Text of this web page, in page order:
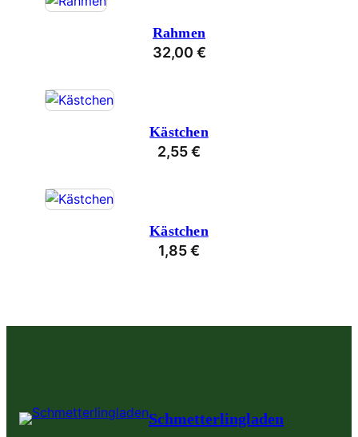
Rahmen
32,00 €
Kästchen
2,55€
Kästchen
1,85€
Schmetterlingladen